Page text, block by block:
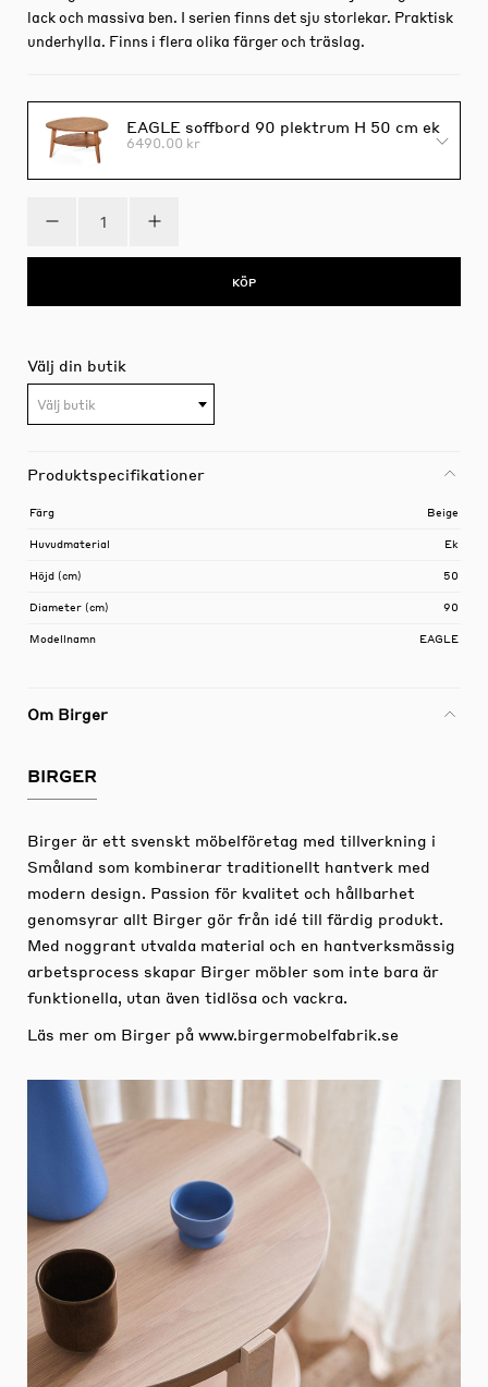
lack och massiva ben. I serien finns det sju storlekar. Praktisk
underhylla. Finns i flera olika färger och träslag.
EAGLE soffbord 90 plektrum H 50 cm ek
6490.00 kr
KÖP
Välj din butik
Välj butik
Produktspecifikationer
Färg Beige
Huvudmaterial Ek
Höjd (cm) 50
Diameter (cm) 90
Modellnamn EAGLE
Om Birger
BIRGER
Birger är ett svenskt möbelföretag med tillverkning i
Småland som kombinerar traditionellt hantverk med
modern design. Passion för kvalitet och hållbarhet
genomsyrar allt Birger gör från idé till färdig produkt.
Med noggrant utvalda material och en hantverksmässig
arbetsprocess skapar Birger möbler som inte bara är
funktionella, utan även tidlösa och vackra.
Läs mer om Birger på www.birgermobelfabrik.se